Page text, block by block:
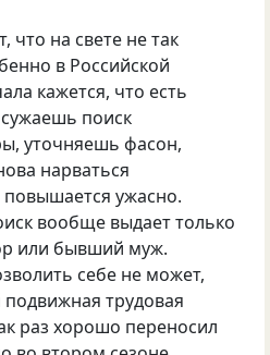
что на свете не так
в Российской
кажется, что есть
поиск
уточняешь фасон,
нарваться
ужасно.
вообще выдает только
или бывший муж.
себе не может,
подвижная трудовая
раз хорошо переносил